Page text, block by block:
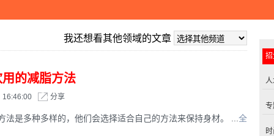
我还想看其他领域的文章
的减脂方法
16:46:00 分享
法是多种多样的，他们会选择适合自己的方法来保持身材。 ... 全